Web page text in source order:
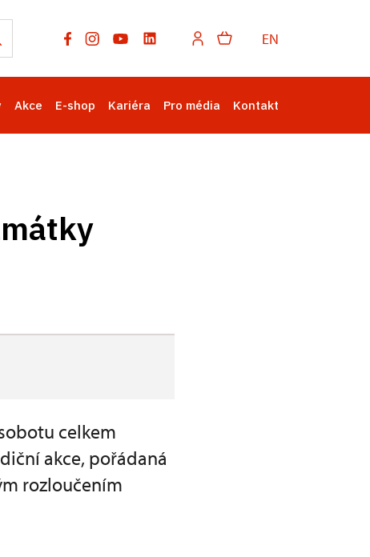
EN
Akce E-shop Kariéra Pro média Kontakt
celkem
akce, pořádaná
rozloučením